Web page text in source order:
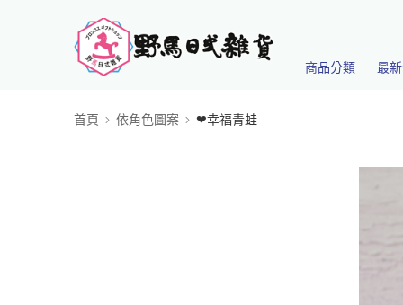
商品分類 最
首頁 依角色圖案 ❤幸福青蛙